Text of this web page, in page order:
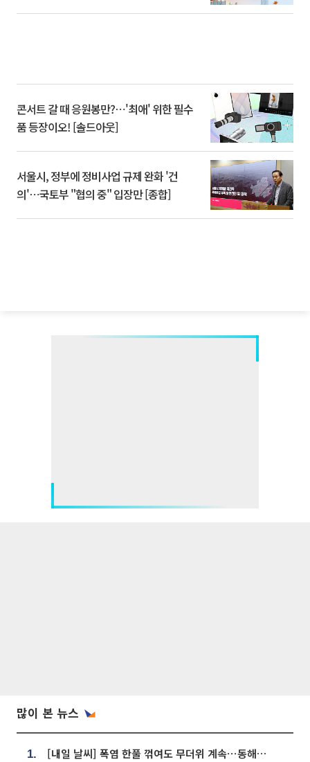
콘서트 갈 때 응원봉만?⋯'최애' 위한 필수
품 등장이오! [솔드아웃]
서울시, 정부에 정비사업 규제 완화 '건
의'⋯국토부 "협의 중" 입장만 [종합]
많이 본 뉴스
1. [내일 날씨] 폭염 한풀 꺾여도 무더위 계속⋯동해안 이틀 연속 비